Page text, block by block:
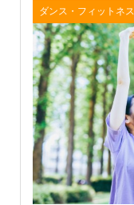
ダンス・フィットネス